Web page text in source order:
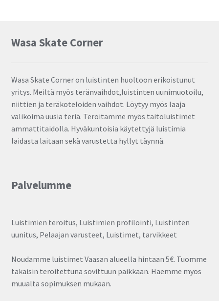
Wasa Skate Corner
Wasa Skate Corner on luistinten huoltoon erikoistunut
yritys. Meiltä myös teränvaihdot,luistinten uunimuotoilu,
niittien ja teräkoteloiden vaihdot. Löytyy myös laaja
valikoima uusia teriä. Teroitamme myös taitoluistimet
ammattitaidolla. Hyväkuntoisia käytettyjä luistimia
laidasta laitaan sekä varustetta hyllyt täynnä.
Palvelumme
Luistimien teroitus, Luistimien profilointi, Luistinten
uunitus, Pelaajan varusteet, Luistimet, tarvikkeet
Noudamme luistimet Vaasan alueella hintaan 5€. Tuomme
takaisin teroitettuna sovittuun paikkaan. Haemme myös
muualta sopimuksen mukaan.